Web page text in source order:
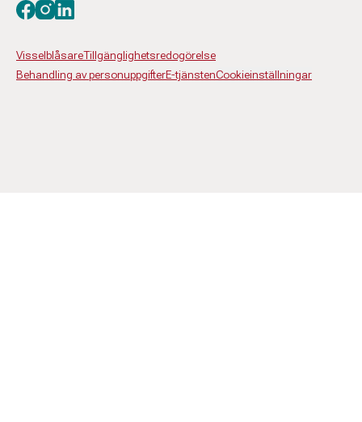
VisselblåsareTillgänglighetsredogörelse
Behandling av personuppgifterE-tjänstenCookieinställningar
Besök oss på facebook
Besök oss på instagram
Besök oss på linkedin